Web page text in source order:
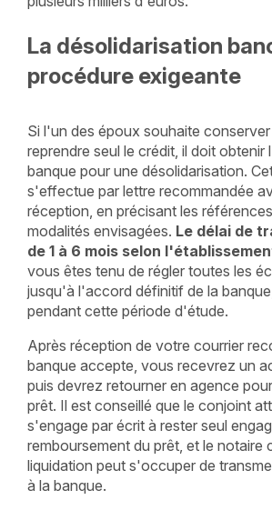
La désolidarisation
procédure exigeante
Si l'un des époux souhaite
reprendre seul le crédit, il doit obtenir
banque pour une désolidarisation.
s'effectue par lettre recommandée
réception, en précisant les
modalités envisagées. Le délai de
de 1 à 6 mois selon
vous êtes tenu de régler toutes les
jusqu'à l'accord définitif de la
pendant cette période d'étude.
Après réception de votre courrier
banque accepte, vous recevrez un
puis devrez retourner en agence
prêt. Il est conseillé que le conjoint
s'engage par écrit à rester seul
remboursement du prêt, et le notaire
liquidation peut s'occuper de
à la banque.